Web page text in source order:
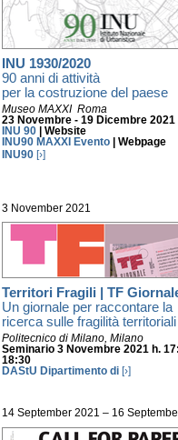
INU 1930/2020
90 anni di attività
per la costruzione del paese
Museo MAXXI Roma
23 Novembre - 19 Dicembre 2021
INU 90 | Website
INU90 MAXXI Evento
| Webpage
INU90 [›]
3 November 2021
Territori Fragili | TF
Un giornale per raccontare la
ricerca sulle fragilità territoriali
Politecnico di Milano, Milano
Seminario 3 Novembre 2021 h.
18:30
DAStU Dipartimento di [›]
14 September 2021 – 16